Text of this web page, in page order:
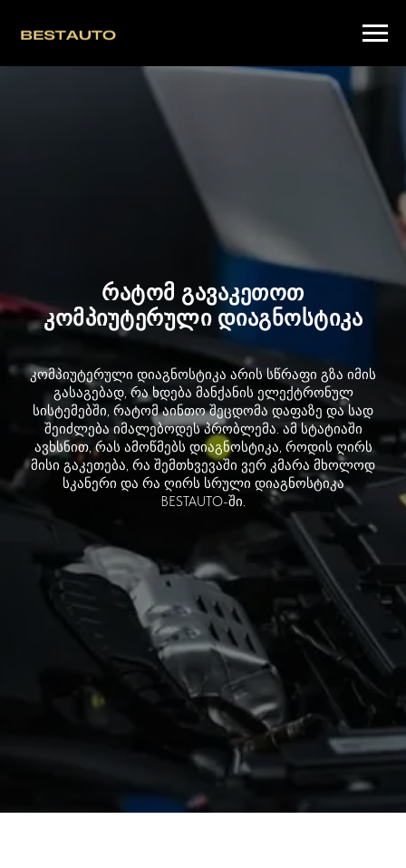
რატომ გავაკეთოთ
კომპიუტერული დიაგნოსტიკა
კომპიუტერული დიაგნოსტიკა არის სწრაფი გზა იმის
გასაგებად, რა ხდება მანქანის ელექტრონულ
სისტემებში, რატომ აინთო შეცდომა დაფაზე და სად
შეიძლება იმალებოდეს პრობლემა. ამ სტატიაში
ავხსნით, რას ამოწმებს დიაგნოსტიკა, როდის ღირს
მისი გაკეთება, რა შემთხვევაში ვერ კმარა მხოლოდ
სკანერი და რა ღირს სრული დიაგნოსტიკა
BESTAUTO-ში.